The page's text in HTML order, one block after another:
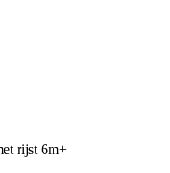
rijst 6m+